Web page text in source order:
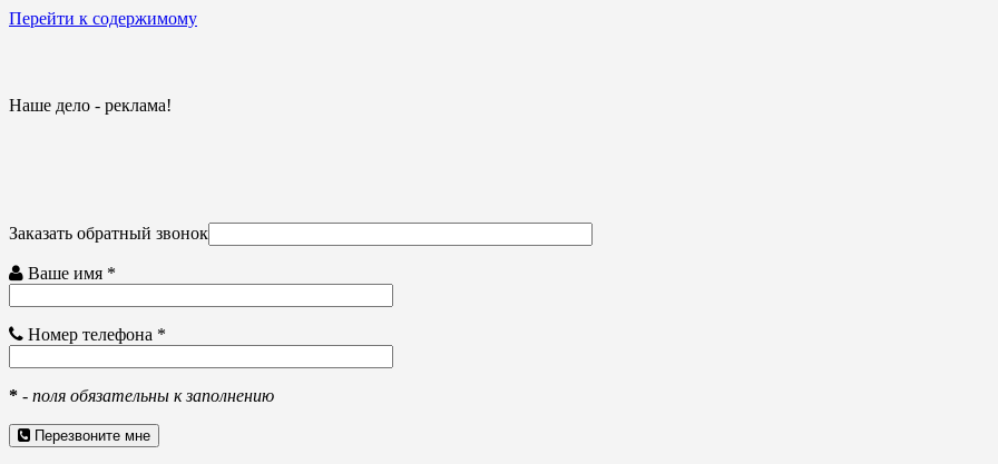
Перейти к содержимому
Наше дело - реклама!
Заказать обратный звонок
Ваше имя *
Номер телефона *
* - поля обязательны к заполнению
Перезвоните мне